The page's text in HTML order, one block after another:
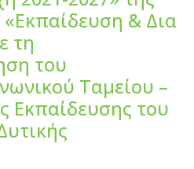
& Δια
τη
του
Ταμείου –
Εκπαίδευσης του